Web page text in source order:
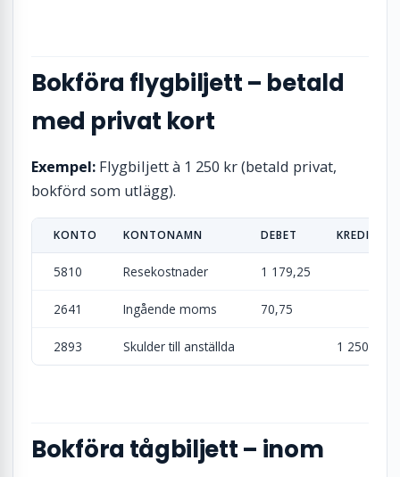
Bokföra flygbiljett – betald
med privat kort
Exempel: Flygbiljett à 1 250 kr (betald privat,
bokförd som utlägg).
KONTO KONTONAMN DEBET KREDIT
5810 Resekostnader 1 179,25
2641 Ingående moms 70,75
2893 Skulder till anställda 1 250
Bokföra tågbiljett – inom